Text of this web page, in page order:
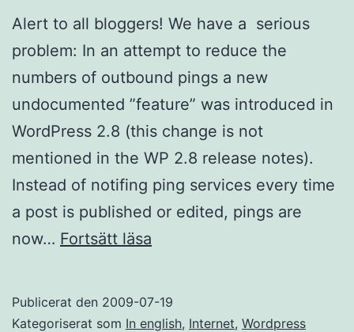
Alert to all bloggers! We have a serious
problem: In an attempt to reduce the
numbers of outbound pings a new
undocumented ”feature” was introduced in
WordPress 2.8 (this change is not
mentioned in the WP 2.8 release notes).
Instead of notifing ping services every time
a post is published or edited, pings are
now… Fortsätt läsa
real
Publicerat den 2009-07-19
Kategoriserat som In english, Internet, Wordpress